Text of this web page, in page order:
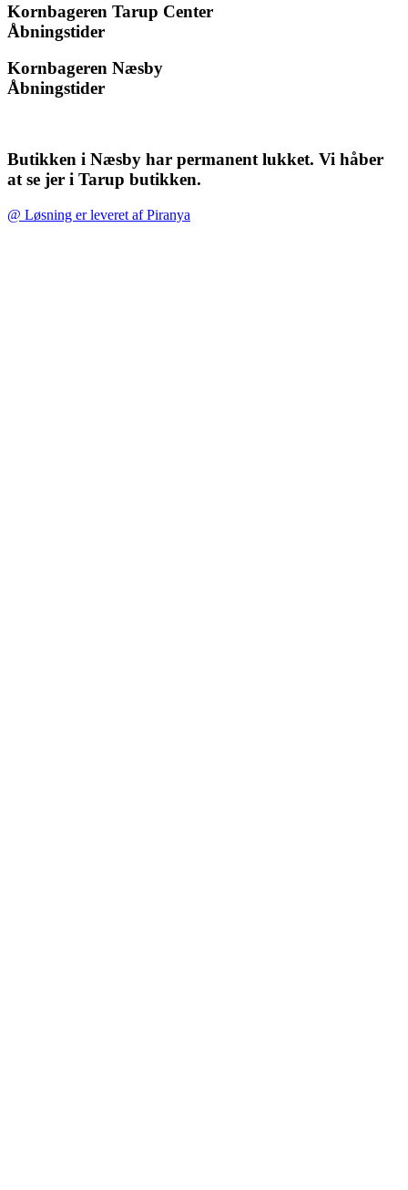
Kornbageren Tarup Center
Åbningstider
Kornbageren Næsby
Åbningstider
Butikken i Næsby har permanent lukket. Vi håber
at se jer i Tarup butikken.
@ Løsning er leveret af Piranya